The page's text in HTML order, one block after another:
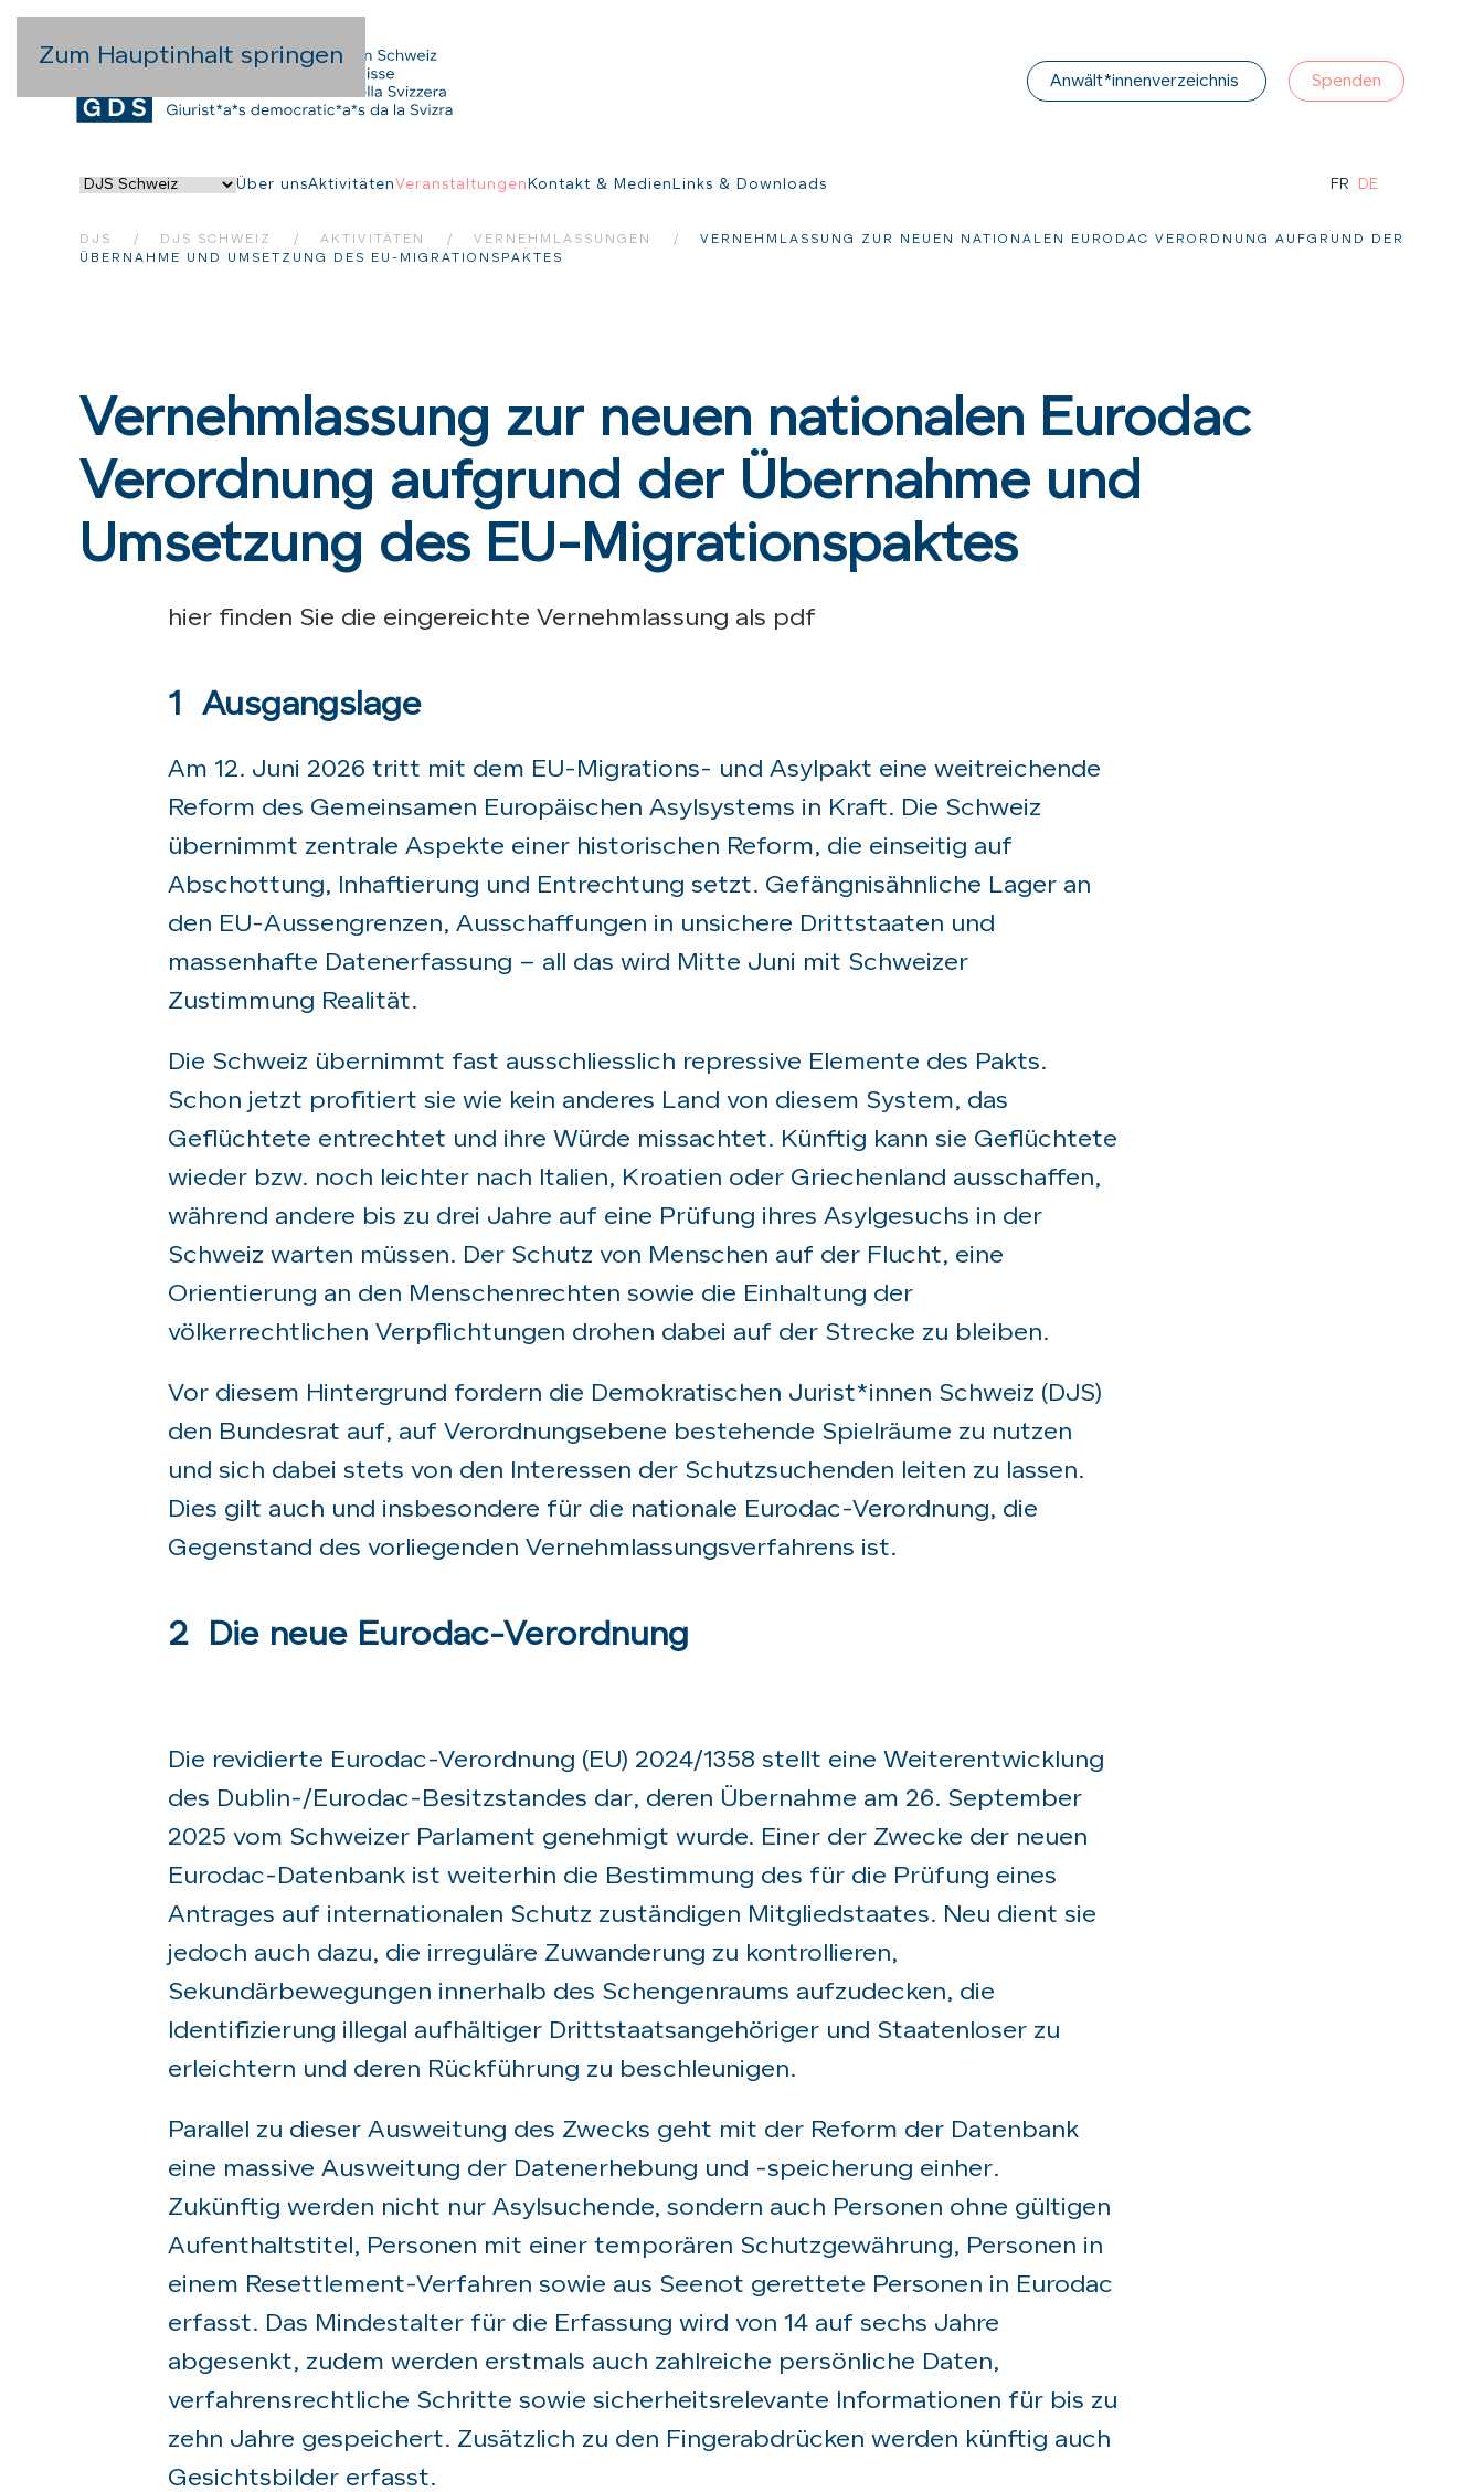
Zum Hauptinhalt springen
Anwält*innenverzeichnis Spenden
Über unsAktivitäten Veranstaltungen Kontakt & Medien Links & Downloads FR DE
DJS DJS SCHWEIZ AKTIVITÄTEN VERNEHMLASSUNGEN
VERNEHMLASSUNG ZUR NEUEN NATIONALEN EURODAC VERORDNUNG AUFGRUND DER
ÜBERNAHME UND UMSETZUNG DES EU-MIGRATIONSPAKTES
Vernehmlassung zur neuen nationalen Eurodac
Verordnung aufgrund der Übernahme und
Umsetzung des EU-Migrationspaktes
hier finden Sie die eingereichte Vernehmlassung als pdf
1 Ausgangslage
Am 12. Juni 2026 tritt mit dem EU-Migrations- und Asylpakt eine weitreichende
Reform des Gemeinsamen Europäischen Asylsystems in Kraft. Die Schweiz
übernimmt zentrale Aspekte einer historischen Reform, die einseitig auf
Abschottung, Inhaftierung und Entrechtung setzt. Gefängnisähnliche Lager an
den EU-Aussengrenzen, Ausschaffungen in unsichere Drittstaaten und
massenhafte Datenerfassung – all das wird Mitte Juni mit Schweizer
Zustimmung Realität.
Die Schweiz übernimmt fast ausschliesslich repressive Elemente des Pakts.
Schon jetzt profitiert sie wie kein anderes Land von diesem System, das
Geflüchtete entrechtet und ihre Würde missachtet. Künftig kann sie Geflüchtete
wieder bzw. noch leichter nach Italien, Kroatien oder Griechenland ausschaffen,
während andere bis zu drei Jahre auf eine Prüfung ihres Asylgesuchs in der
Schweiz warten müssen. Der Schutz von Menschen auf der Flucht, eine
Orientierung an den Menschenrechten sowie die Einhaltung der
völkerrechtlichen Verpflichtungen drohen dabei auf der Strecke zu bleiben.
Vor diesem Hintergrund fordern die Demokratischen Jurist*innen Schweiz (DJS)
den Bundesrat auf, auf Verordnungsebene bestehende Spielräume zu nutzen
und sich dabei stets von den Interessen der Schutzsuchenden leiten zu lassen.
Dies gilt auch und insbesondere für die nationale Eurodac-Verordnung, die
Gegenstand des vorliegenden Vernehmlassungsverfahrens ist.
2 Die neue Eurodac-Verordnung
Die revidierte Eurodac-Verordnung (EU) 2024/1358 stellt eine Weiterentwicklung
des Dublin-/Eurodac-Besitzstandes dar, deren Übernahme am 26. September
2025 vom Schweizer Parlament genehmigt wurde. Einer der Zwecke der neuen
Eurodac-Datenbank ist weiterhin die Bestimmung des für die Prüfung eines
Antrages auf internationalen Schutz zuständigen Mitgliedstaates. Neu dient sie
jedoch auch dazu, die irreguläre Zuwanderung zu kontrollieren,
Sekundärbewegungen innerhalb des Schengenraums aufzudecken, die
Identifizierung illegal aufhältiger Drittstaatsangehöriger und Staatenloser zu
erleichtern und deren Rückführung zu beschleunigen.
Parallel zu dieser Ausweitung des Zwecks geht mit der Reform der Datenbank
eine massive Ausweitung der Datenerhebung und -speicherung einher.
Zukünftig werden nicht nur Asylsuchende, sondern auch Personen ohne gültigen
Aufenthaltstitel, Personen mit einer temporären Schutzgewährung, Personen in
einem Resettlement-Verfahren sowie aus Seenot gerettete Personen in Eurodac
erfasst. Das Mindestalter für die Erfassung wird von 14 auf sechs Jahre
abgesenkt, zudem werden erstmals auch zahlreiche persönliche Daten,
verfahrensrechtliche Schritte sowie sicherheitsrelevante Informationen für bis zu
zehn Jahre gespeichert. Zusätzlich zu den Fingerabdrücken werden künftig auch
Gesichtsbilder erfasst.